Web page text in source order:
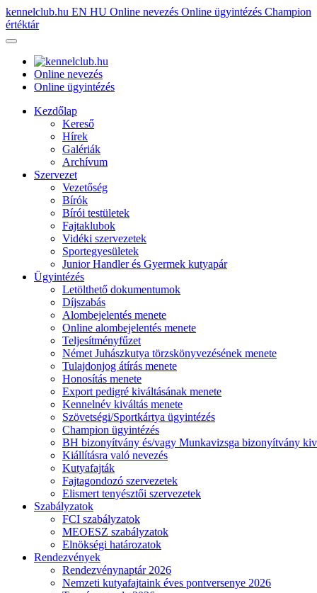
kennelclub.hu EN HU Online nevezés Online ügyintézés Champion
értéktár
Online nevezés
Online ügyintézés
Kezdőlap
Kereső
Hírek
Galériák
Archívum
Szervezet
Vezetőség
Bírók
Bírói testületek
Fajtaklubok
Vidéki szervezetek
Sportegyesületek
Junior Handler és Gyermek kutyapár
Ügyintézés
Letölthető dokumentumok
Díjszabás
Alombejelentés menete
Online alombejelentés menete
Teljesítményfűzet
Német Juhászkutya törzskönyvezésének menete
Tulajdonjog átírás menete
Honosítás menete
Export pedigré kiváltásának menete
Kennelnév kiváltás menete
Szövetségi/Sportkártya ügyintézés
Champion ügyintézés
BH bizonyítvány és/vagy Munkavizsga bizonyítvány
Kiállításra való nevezés
Kutyafajták
Fajtagondozó szervezetek
Elismert tenyésztői szervezetek
Szabályzatok
FCI szabályzatok
MEOESZ szabályzatok
Elnökségi határozatok
Rendezvények
Rendezvénynaptár 2026
Nemzeti kutyafajtaink éves pontversenye 2026